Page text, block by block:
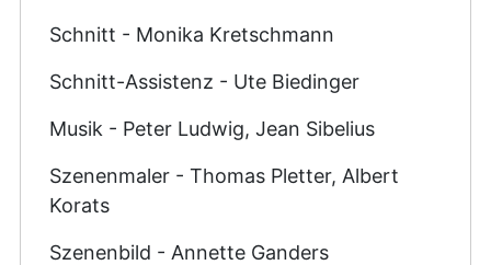
Schnitt - Monika Kretschmann
Schnitt-Assistenz - Ute Biedinger
Musik - Peter Ludwig, Jean Sibelius
Szenenmaler - Thomas Pletter, Albert
Korats
Szenenbild - Annette Ganders